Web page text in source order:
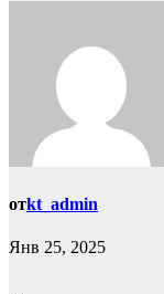
отkt_admin
Янв 25, 2025